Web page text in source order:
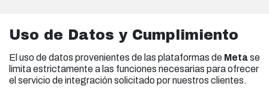
Uso de Datos y Cumplimiento
El uso de datos provenientes de las plataformas de Metase
limita estrictamente a las funciones necesarias para ofrecer
el servicio de integración solicitado por nuestros clientes.